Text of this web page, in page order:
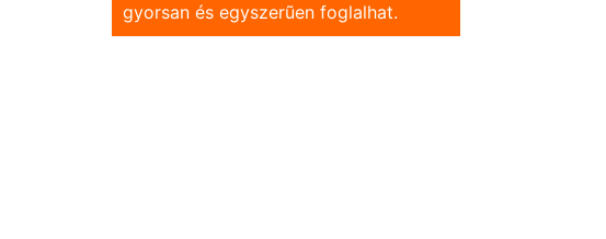
gyorsan és egyszerũen foglalhat.